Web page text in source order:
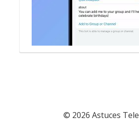
© 2026 Astuces